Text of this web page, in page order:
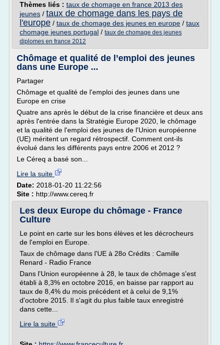
Thèmes liés : taux de chomage en france 2013 des
jeunes / taux de chomage dans les pays de
l'europe / taux de chomage des jeunes en europe / taux
chomage jeunes portugal / taux de chomage des jeunes
diplomes en france 2012
Chômage et qualité de l’emploi des jeunes
dans une Europe ...
Partager
Chômage et qualité de l'emploi des jeunes dans une
Europe en crise
Quatre ans après le début de la crise financière et deux ans
après l'entrée dans la Stratégie Europe 2020, le chômage
et la qualité de l'emploi des jeunes de l'Union européenne
(UE) méritent un regard rétrospectif. Comment ont-ils
évolué dans les différents pays entre 2006 et 2012 ?
Le Céreq a basé son...
Lire la suite
Date: 2018-01-20 11:22:56
Site : http://www.cereq.fr
Les deux Europe du chômage - France
Culture
Le point en carte sur les bons élèves et les décrocheurs
de l'emploi en Europe.
Taux de chômage dans l'UE à 28o Crédits : Camille
Renard - Radio France
Dans l'Union européenne à 28, le taux de chômage s'est
établi à 8,3% en octobre 2016, en baisse par rapport au
taux de 8,4% du mois précédent et à celui de 9,1%
d'octobre 2015. Il s'agit du plus faible taux enregistré
dans cette...
Lire la suite